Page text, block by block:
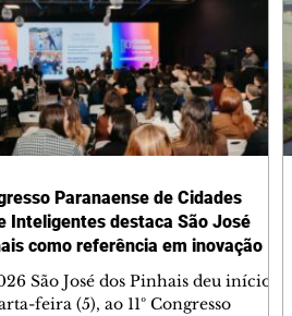
Paranaense de Cidades
Inteligentes destaca São José
como referência em inovação
São José dos Pinhais deu início,
feira (5), ao 11º Congresso